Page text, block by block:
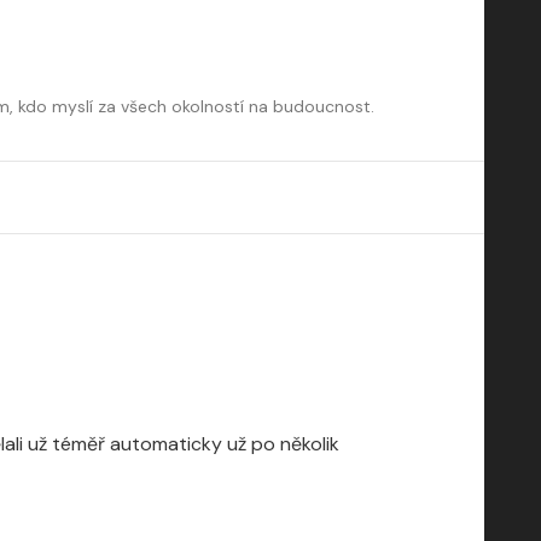
kdo myslí za všech okolností na budoucnost.
už téměř automaticky už po několik